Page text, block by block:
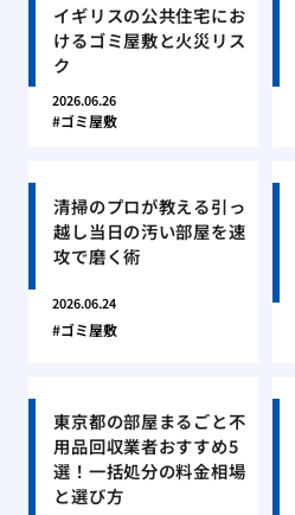
イギリスの公共住宅にお
けるゴミ屋敷と火災リス
ク
2026.06.26
ゴミ屋敷
清掃のプロが教える引っ
越し当日の汚い部屋を速
攻で磨く術
2026.06.24
ゴミ屋敷
東京都の部屋まるごと不
用品回収業者おすすめ5
選！一括処分の料金相場
と選び方